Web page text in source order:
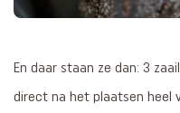
En daar staan ze dan: 3
direct na het plaatsen heel